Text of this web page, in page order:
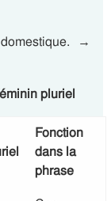
domestique. →
pluriel
Fonction
dans la
phrase